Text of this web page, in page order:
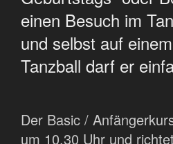
einen Besuch im
und selbst auf
Tanzball darf er
Der Basic /
um 10.30 Uhr und